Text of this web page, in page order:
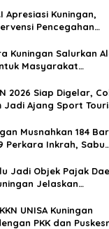
dari 39
Eks
Apresiasi Kuningan,
Pencegahan
Kuningan Salurkan
Masyarakat
2026 Siap Digelar,
Jadi Ajang Sport
Musnahkan 184
Perkara Inkrah, Sabu
Jadi Objek Pajak
Jelaskan
UNISA Kuningan
PKK dan